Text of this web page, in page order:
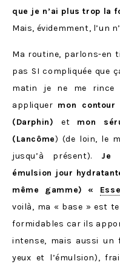
que je n’ai plus trop la
Mais, évidemment, l’un
Ma routine, parlons-en
pas SI compliquée que
matin je ne me rince
appliquer mon
(Darphin)et mon
(Lancôme) (de loin, le
jusqu’à présent). Je
émulsion jour
même gamme) «
voilà, ma « base » est
formidables car ils
intense, mais aussi
yeux et l’émulsion),